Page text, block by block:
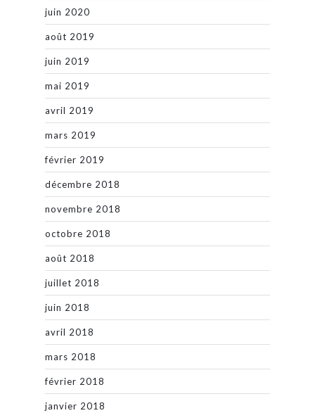
juin 2020
août 2019
juin 2019
mai 2019
avril 2019
mars 2019
février 2019
décembre 2018
novembre 2018
octobre 2018
août 2018
juillet 2018
juin 2018
avril 2018
mars 2018
février 2018
janvier 2018